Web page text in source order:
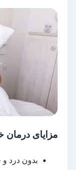
مزایای درمان
بدون درد و